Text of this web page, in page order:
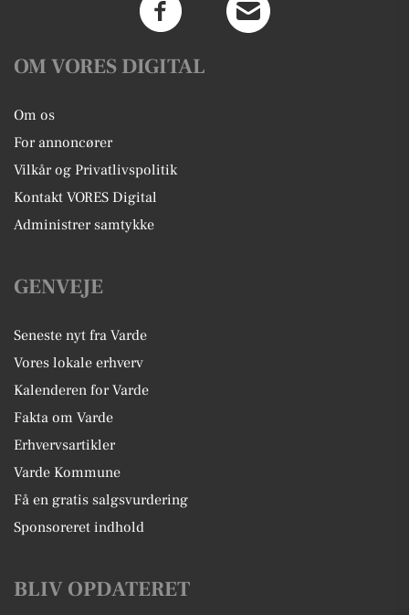
OM VORES DIGITAL
Om os
For annoncører
Vilkår og Privatlivspolitik
Kontakt VORES Digital
Administrer samtykke
GENVEJE
Seneste nyt fra Varde
Vores lokale erhverv
Kalenderen for Varde
Fakta om Varde
Erhvervsartikler
Varde Kommune
Få en gratis salgsvurdering
Sponsoreret indhold
BLIV OPDATERET